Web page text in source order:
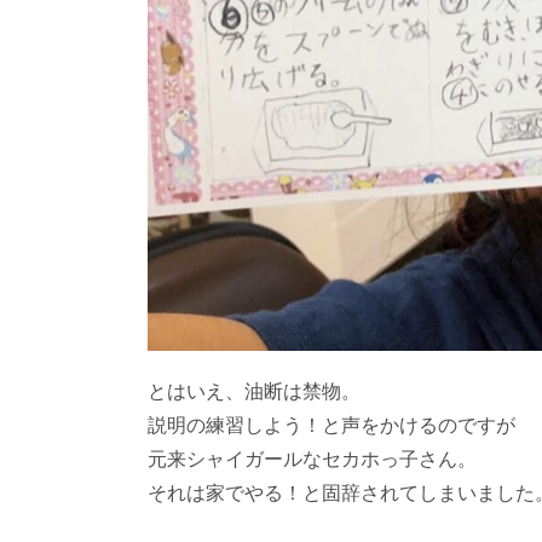
とはいえ、油断は禁物。
説明の練習しよう！と声をかけるのですが
元来シャイガールなセカホっ子さん。
それは家でやる！と固辞されてしまいました